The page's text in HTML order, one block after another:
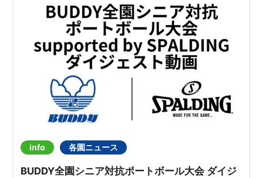
info 各園ニュース
BUDDY全園シニア対抗ポートボール大会 ダイジ